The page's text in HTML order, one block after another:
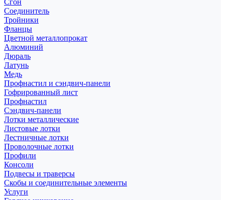
Сгон
Соединитель
Тройники
Фланцы
Цветной металлопрокат
Алюминий
Дюраль
Латунь
Медь
Профнастил и сэндвич-панели
Гофрированный лист
Профнастил
Сэндвич-панели
Лотки металлические
Листовые лотки
Лестничные лотки
Проволочные лотки
Профили
Консоли
Подвесы и траверсы
Скобы и соединительные элементы
Услуги